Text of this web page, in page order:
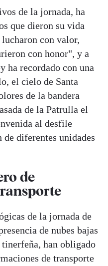
de la jornada, ha
que dieron su vida
con valor,
con honor", y a
ha recordado con una
el cielo de Santa
de la bandera
de la Patrulla el
al desfile
diferentes unidades
de
de la jornada de
de nubes bajas
han obligado
de transporte